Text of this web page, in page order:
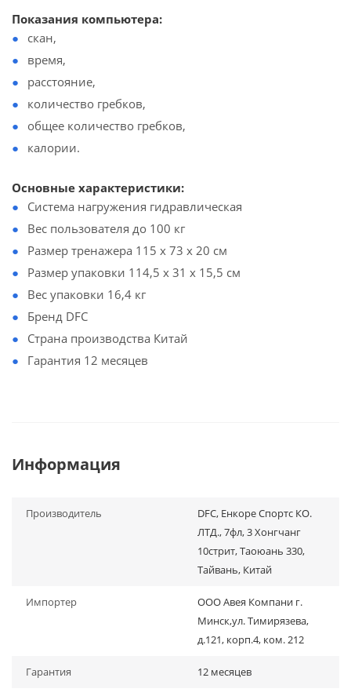
Показания компьютера:
скан,
время,
расстояние,
количество гребков,
общее количество гребков,
калории.
Основные характеристики:
Система нагружения гидравлическая
Вес пользователя до 100 кг
Размер тренажера 115 х 73 х 20 см
Размер упаковки 114,5 х 31 х 15,5 см
Вес упаковки 16,4 кг
Бренд DFC
Страна производства Китай
Гарантия 12 месяцев
Информация
Производитель
DFC, Енкоре Спортс КО.
ЛТД., 7фл, 3 Хонгчанг
10стрит, Таоюань 330,
Тайвань, Китай
Импортер
ООО Авея Компани г.
Минск,ул. Тимирязева,
д.121, корп.4, ком. 212
Гарантия 12 месяцев